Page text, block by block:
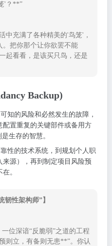
'？**”
中充满了各种精美的'鸟笼'，
。把你那个让你欲罢不能
起看看，是该买只鸟，还是
Backup)
知的风险和必然发生的故障，
配置重复的关键部件或备用方
生存的智慧。
靠性的技术系统，到规划个人职
来源），再到制定项目风险预
。
韧性架构师”】
位深谙“反脆弱”之道的工程
则立，有备则无患**”。你认